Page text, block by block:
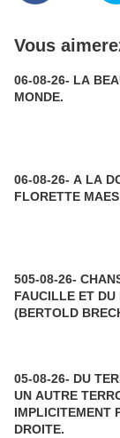
Vous
06-08-26- LA
MONDE.
06-08-26- A LA
FLORETTE MAES
505-08-26-
FAUCILLE ET DU
(BERTOLD
05-08-26- DU
UN AUTRE
IMPLICITEMENT PAR CERTAINS MEDIAS D'EXTRÊME
DROITE.